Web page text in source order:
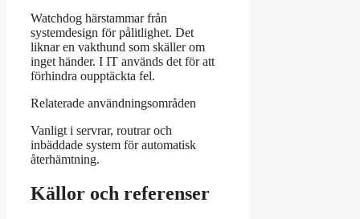
Watchdog härstammar från
systemdesign för pålitlighet. Det
liknar en vakthund som skäller om
inget händer. I IT används det för att
förhindra oupptäckta fel.
Relaterade användningsområden
Vanligt i servrar, routrar och
inbäddade system för automatisk
återhämtning.
Källor och referenser